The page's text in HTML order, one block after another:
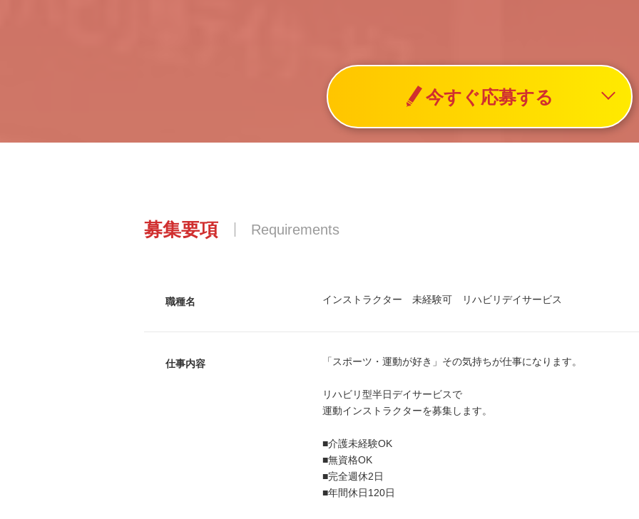
今すぐ応募する
募集要項 Requirements
職種名 インストラクター 未経験可 リハビリデイサービス
仕事内容 「スポーツ・運動が好き」その気持ちが仕事になります。
リハビリ型半日デイサービスで
運動インストラクターを募集します。
■介護未経験OK
■無資格OK
■完全週休2日
■年間休日120日